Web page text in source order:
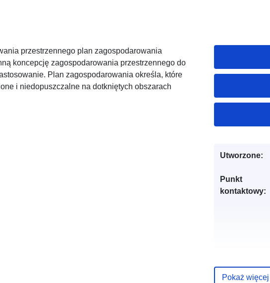
przestrzennego plan zagospodarowania
koncepcję zagospodarowania przestrzennego do
Plan zagospodarowania określa, które
i niedopuszczalne na dotkniętych obszarach
Utworzone:
Punkt
kontaktowy:
Pokaż więcej